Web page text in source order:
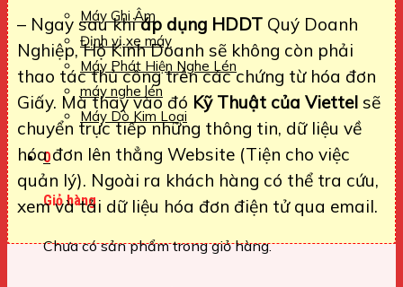
Máy Ghi Âm
Định vị xe máy
Máy Phát Hiện Nghe Lén
máy nghe lén
Máy Dò Kim Loại
0
Giỏ hàng
Chưa có sản phẩm trong giỏ hàng.
– Ngay sau khiáp dụng HDDT Quý Doanh
Nghiệp, Hộ Kinh Doanh sẽ không còn phải
thao tác thủ công trên các chứng từ hóa đơn
Giấy. Mà thay vào đó Kỹ Thuật của Viettel sẽ
chuyển trực tiếp những thông tin, dữ liệu về
hóa đơn lên thẳng Website (Tiện cho việc
quản lý). Ngoài ra khách hàng có thể tra cứu,
xem và tải dữ liệu hóa đơn điện tử qua email.